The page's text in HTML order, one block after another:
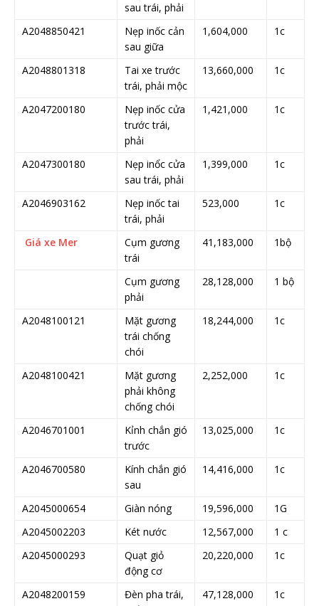
sau trái, phải
A2048850421
Nẹp inốc cản
sau giữa
1,604,000 1c
A2048801318
Tai xe trước
trái, phải mộc
13,660,000 1c
A2047200180
Nẹp inốc cửa
trước trái,
phải
1,421,000 1c
A2047300180
Nẹp inổc cửa
sau trái, phải
1,399,000 1c
A2046903162
Nẹp inốc tai
trái, phải
523,000 1c
Giá xe Mer
Cụm gương
trái
41,183,000 1bộ
Cụm gương
phải
28,128,000 1 bộ
A2048100121
Mặt gương
trái chống
chói
18,244,000 1c
A2048100421
Mặt gương
phải không
chống chói
2,252,000 1c
A2046701001
Kỉnh chắn gió
trước
13,025,000 1c
A2046700580
Kính chắn gió
sau
14,416,000 1c
A2045000654 Giàn nóng 19,596,000
1G
A2045002203
Két nước 12,567,000
1 c
A2045000293
Quạt giỏ
động cơ
20,220,000 1c
A2048200159
Đèn pha trái,
47,128,000 1c